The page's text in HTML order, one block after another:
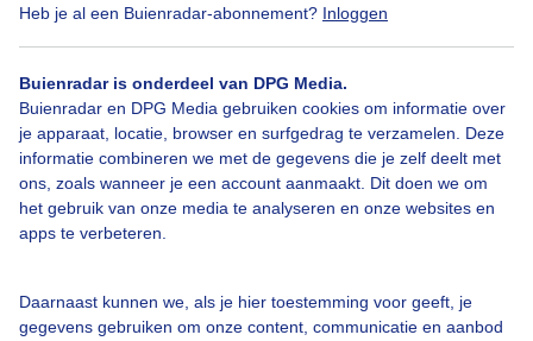
Heb je al een Buienradar-abonnement? Inloggen
Buienradar is onderdeel van DPG Media.
Buienradar en DPG Media gebruiken cookies om informatie over
je apparaat, locatie, browser en surfgedrag te verzamelen. Deze
informatie combineren we met de gegevens die je zelf deelt met
ons, zoals wanneer je een account aanmaakt. Dit doen we om
het gebruik van onze media te analyseren en onze websites en
apps te verbeteren.
Daarnaast kunnen we, als je hier toestemming voor geeft, je
gegevens gebruiken om onze content, communicatie en aanbod
Bekijk slideshow
Een moment geduld aub...